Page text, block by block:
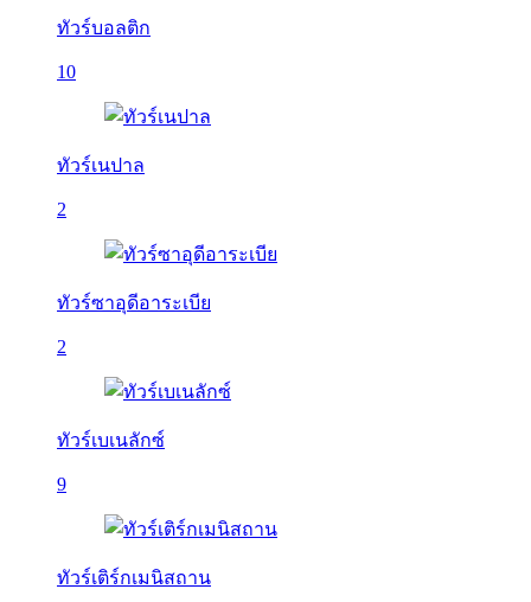
ทัวร์บอลติก
10
ทัวร์เนปาล
2
ทัวร์ซาอุดีอาระเบีย
2
ทัวร์เบเนลักซ์
9
ทัวร์เติร์กเมนิสถาน